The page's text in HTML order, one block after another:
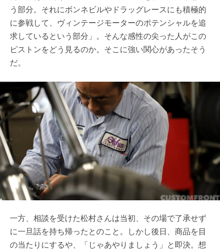
う部分。それにボンネビルやドラッグレースにも積極的
に参戦して、ヴィンテージモーターのポテンシャルを追
求しているという部分」。そんな感性の尖った人がこの
ピストンをどう見るのか。そこに強い関心があったそう
だ。
一方、相談を受けた松村さんは当初、その場で了承せず
に一旦話を持ち帰ったとのこと。しかし後日、商品を目
の当たりにするや、「じゃあやりましょう」と即決。想